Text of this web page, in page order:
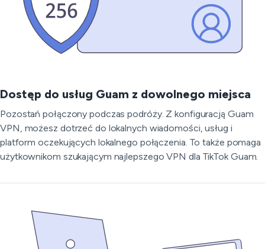
Dostęp do usług Guam z dowolnego miejsca
Pozostań połączony podczas podróży. Z konfiguracją Guam
VPN, możesz dotrzeć do lokalnych wiadomości, usług i
platform oczekujących lokalnego połączenia. To także pomaga
użytkownikom szukającym najlepszego VPN dla TikTok Guam.